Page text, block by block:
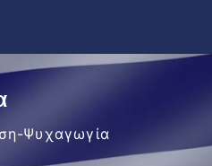
Ψυχαγωγία